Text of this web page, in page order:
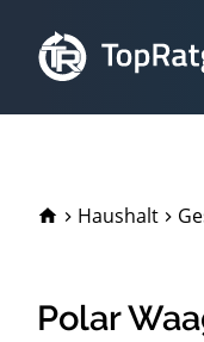
Haushalt
Polar